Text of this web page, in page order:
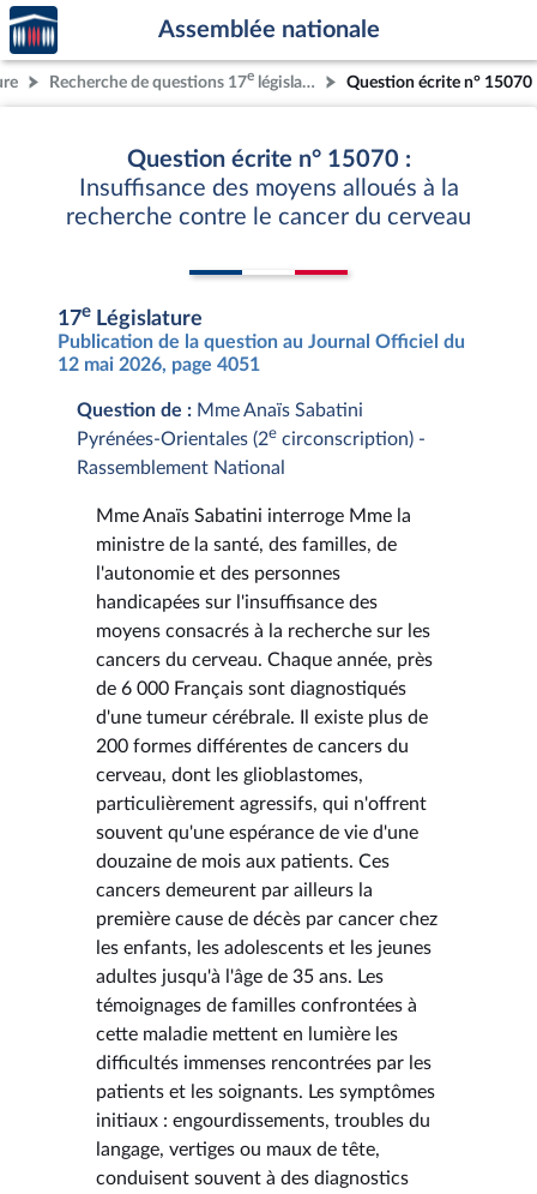
Aller au contenu
Aller en bas de la page
Accèder
à la
page
d'accueil
Assemblée nationale
Recherche de questions 17e législature Question écrite n° 15070
Question écrite n° 15070 :
Insuffisance des moyens alloués à la
recherche contre le cancer du cerveau
17e Législature
Publication de la question au Journal Officiel du
12 mai 2026, page 4051
Question de : Mme Anaïs Sabatini
Pyrénées-Orientales (2e circonscription) -
Rassemblement National
Mme Anaïs Sabatini interroge Mme la
ministre de la santé, des familles, de
l'autonomie et des personnes
handicapées sur l'insuffisance des
moyens consacrés à la recherche sur les
cancers du cerveau. Chaque année, près
de 6 000 Français sont diagnostiqués
d'une tumeur cérébrale. Il existe plus de
200 formes différentes de cancers du
cerveau, dont les glioblastomes,
particulièrement agressifs, qui n'offrent
souvent qu'une espérance de vie d'une
douzaine de mois aux patients. Ces
cancers demeurent par ailleurs la
première cause de décès par cancer chez
les enfants, les adolescents et les jeunes
adultes jusqu'à l'âge de 35 ans. Les
témoignages de familles confrontées à
cette maladie mettent en lumière les
difficultés immenses rencontrées par les
patients et les soignants. Les symptômes
initiaux : engourdissements, troubles du
langage, vertiges ou maux de tête,
conduisent souvent à des diagnostics